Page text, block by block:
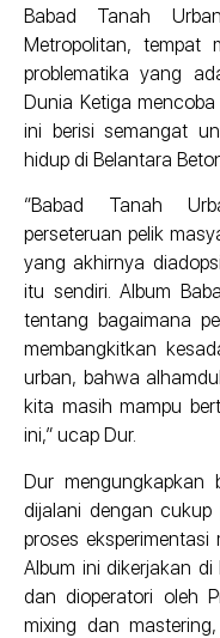
Babad Tanah
Metropolitan, tempat
problematika yang
Dunia Ketiga
ini berisi semangat
hidup di Belantara
“Babad Tanah
perseteruan pelik
yang akhirnya
itu sendiri. Album
tentang bagaimana
membangkitkan
urban, bahwa
kita masih mampu
ini,” ucap Dur.
Dur mengungkapkan
dijalani dengan cukup
proses eksperimentasi
Album ini dikerjakan
dan dioperatori oleh
mixing dan